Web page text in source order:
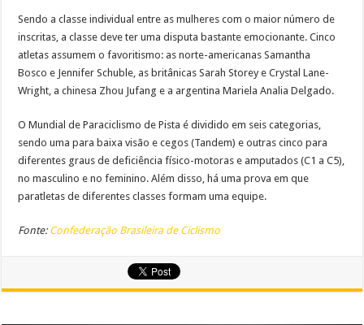
Sendo a classe individual entre as mulheres com o maior número de
inscritas, a classe deve ter uma disputa bastante emocionante. Cinco
atletas assumem o favoritismo: as norte-americanas Samantha
Bosco e Jennifer Schuble, as britânicas Sarah Storey e Crystal Lane-
Wright, a chinesa Zhou Jufang e a argentina Mariela Analia Delgado.
O Mundial de Paraciclismo de Pista é dividido em seis categorias,
sendo uma para baixa visão e cegos (Tandem) e outras cinco para
diferentes graus de deficiência físico-motoras e amputados (C1 a C5),
no masculino e no feminino. Além disso, há uma prova em que
paratletas de diferentes classes formam uma equipe.
Fonte: Confederação Brasileira de Ciclismo